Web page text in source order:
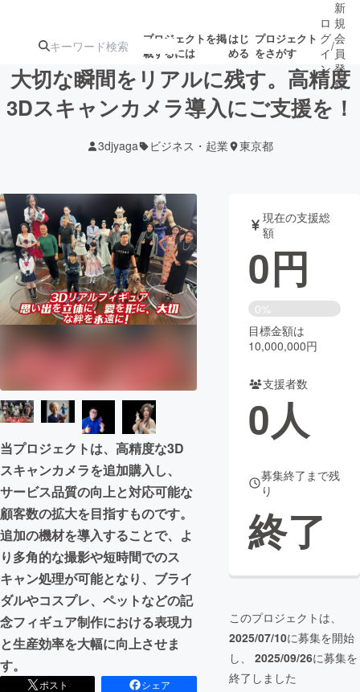
プロジェクトを掲
載するには
はじ
める
プロジェクト
をさがす
ターン
ジェクト
募集終了が近いプ
ロジェクト
アート・写真 音楽
テクノロジー・ガジェット ゲーム・サ
映像・映画 書籍・雑誌
ビジネス・起業 チャレンジ
まちづくり・地域活性化
CAMPFIRE for Social Good
CAMPFIRE Creation
CAMPFIREふるさと納税
ロ
グ
イ
ン
/
新
規
会
員
登
録
大切な瞬間をリアルに残す。高精度
3Dスキャンカメラ導入にご支援を！
3djyaga ビジネス・起業 東京都
当プロジェクトは、高精度な3D
スキャンカメラを追加購入し、
サービス品質の向上と対応可能な
顧客数の拡大を目指すものです。
追加の機材を導入することで、よ
り多角的な撮影や短時間でのス
キャン処理が可能となり、ブライ
ダルやコスプレ、ペットなどの記
念フィギュア制作における表現力
と生産効率を大幅に向上させま
す。
ポスト
シェア
現在の支援総
額
0円
0%
目標金額は
10,000,000円
支援者数
0人
募集終了まで残
り
終了
このプロジェクトは、
2025/07/10に募集を開始
し、 2025/09/26に募集を
終了しました